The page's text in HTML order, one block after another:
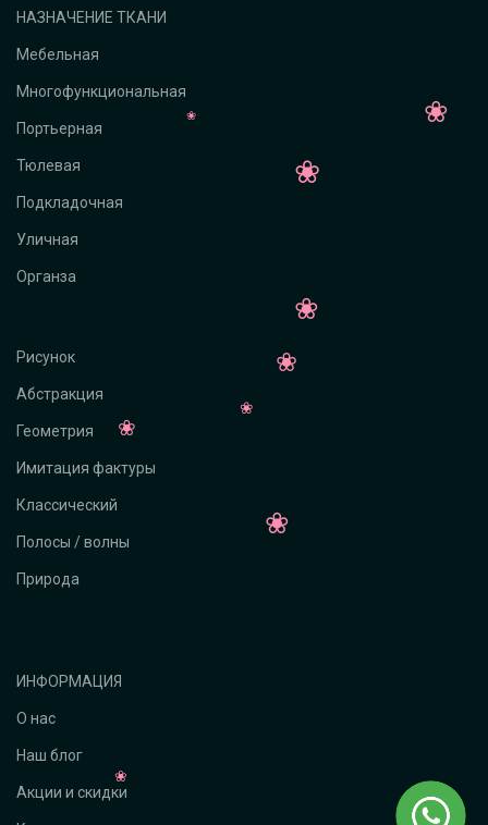
НАЗНАЧЕНИЕ ТКАНИ
Мебельная
Многофункциональная
Портьерная
Тюлевая
Подкладочная
Уличная
Органза
Рисунок
Абстракция
Геометрия
Имитация фактуры
Классический
Полосы / волны
Природа
ИНФОРМАЦИЯ
О нас
Наш блог
Акции и скидки